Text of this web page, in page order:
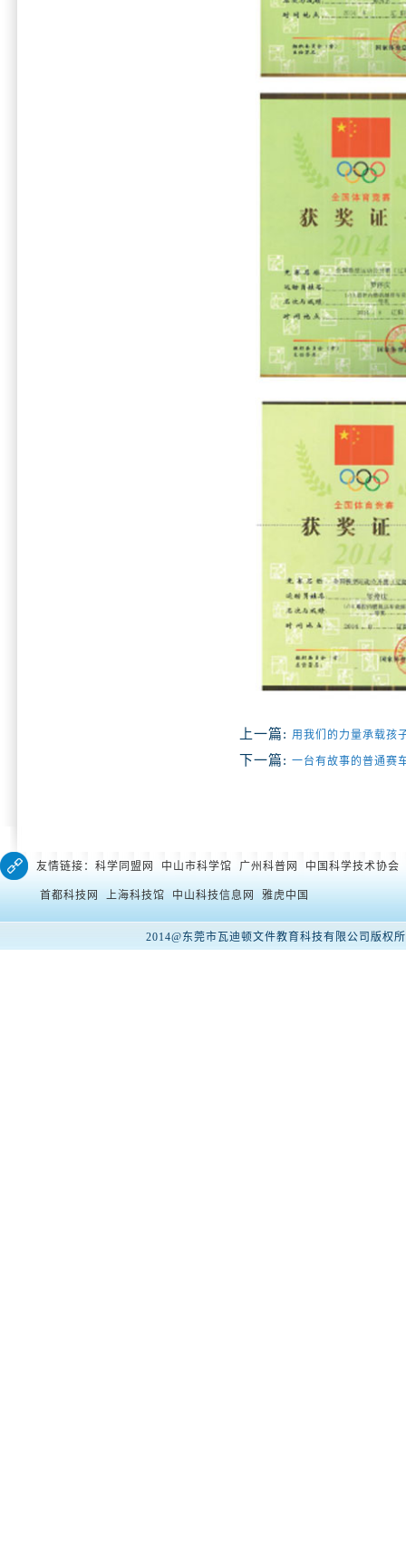
上一篇: 用我们的力量承载孩
下一篇: 一台有故事的普通赛
友情链接：科学同盟网 中山市科学馆 广州科普网 中国科学技术协
首都科技网 上海科技馆 中山科技信息网 雅虎中国
2014@东莞市瓦迪顿文件教育科技有限公司版权